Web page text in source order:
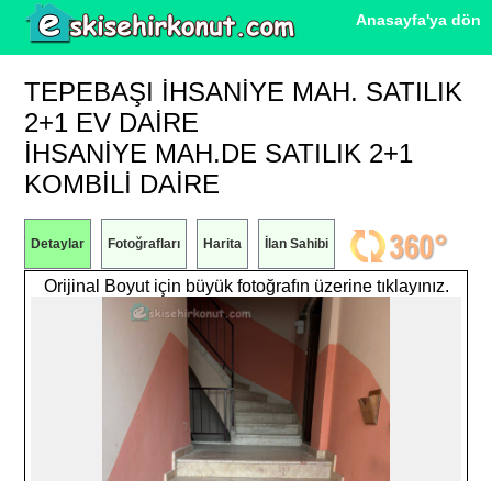
Anasayfa'ya dön
TEPEBAŞI İHSANIYE MAH. SATILIK
2+1 EV DAIRE
İHSANİYE MAH.DE SATILIK 2+1
KOMBİLİ DAİRE
Detaylar Fotoğrafları Harita İlan Sahibi
Orijinal Boyut için büyük fotoğrafın üzerine tıklayınız.